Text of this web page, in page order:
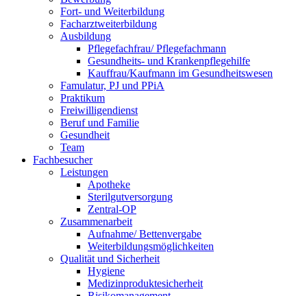
Fort- und Weiterbildung
Facharztweiterbildung
Ausbildung
Pflegefachfrau/ Pflegefachmann
Gesundheits- und Krankenpflegehilfe
Kauffrau/Kaufmann im Gesundheitswesen
Famulatur, PJ und PPiA
Praktikum
Freiwilligendienst
Beruf und Familie
Gesundheit
Team
Fachbesucher
Leistungen
Apotheke
Sterilgutversorgung
Zentral-OP
Zusammenarbeit
Aufnahme/ Bettenvergabe
Weiterbildungsmöglichkeiten
Qualität und Sicherheit
Hygiene
Medizinproduktesicherheit